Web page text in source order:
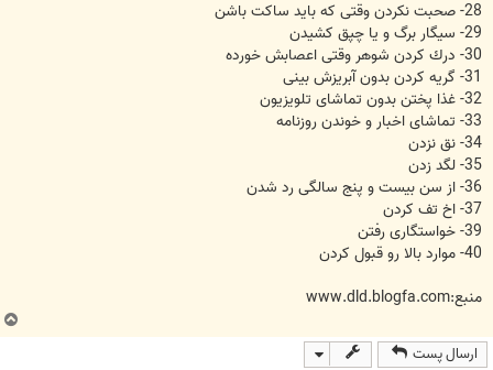
28- صحبت نكردن وقتی كه باید ساكت باشن
29- سیگار برگ و یا چپق كشیدن
30- درك كردن شوهر وقتی اعصابش خورده
31- گریه كردن بدون آبریزش بینی
‌32- غذا پختن بدون تماشای تلویزیون
33- تماشای اخبار و خوندن روزنامه
34- نق نزدن
35- لگد زدن
36- از سن بیست و پنج سالگی رد شدن
37- اخ تف كردن
39- خواستگاری رفتن
40- موارد بالا رو قبول كردن
منبع:www.dld.blogfa.com
ارسال پست